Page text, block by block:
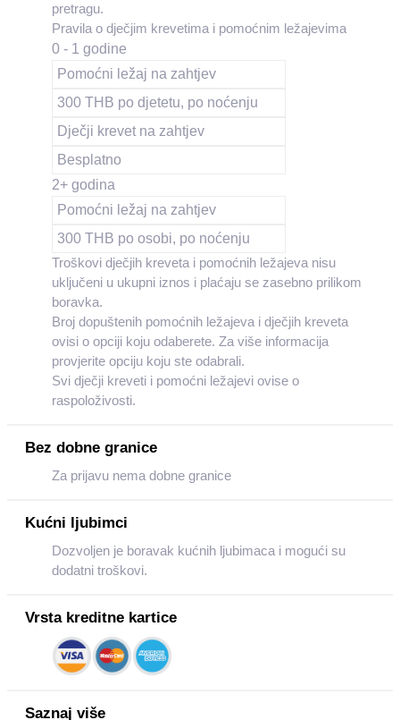
pretragu.
Pravila o dječjim krevetima i pomoćnim ležajevima
0 - 1 godine
Pomoćni ležaj na zahtjev
300 THB po djetetu, po noćenju
Dječji krevet na zahtjev
Besplatno
2+ godina
Pomoćni ležaj na zahtjev
300 THB po osobi, po noćenju
Troškovi dječjih kreveta i pomoćnih ležajeva nisu
uključeni u ukupni iznos i plaćaju se zasebno prilikom
boravka.
Broj dopuštenih pomoćnih ležajeva i dječjih kreveta
ovisi o opciji koju odaberete. Za više informacija
provjerite opciju koju ste odabrali.
Svi dječji kreveti i pomoćni ležajevi ovise o
raspoloživosti.
Bez dobne granice
Za prijavu nema dobne granice
Kućni ljubimci
Dozvoljen je boravak kućnih ljubimaca i mogući su
dodatni troškovi.
Vrsta kreditne kartice
Saznaj više